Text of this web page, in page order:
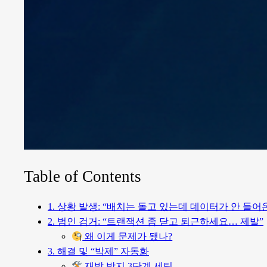
Table of Contents
1. 상황 발생: “배치는 돌고 있는데 데이터가 안 들어
2. 범인 검거: “트랜잭션 좀 닫고 퇴근하세요… 제발”
왜 이게 문제가 됐나?
3. 해결 및 “박제” 자동화